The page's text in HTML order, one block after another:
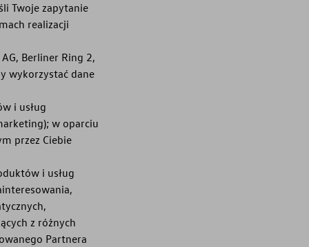
Twoje zapytanie
realizacji
Berliner Ring 2,
wykorzystać dane
i usług
w oparciu
przez Ciebie
i usług
z różnych
Partnera